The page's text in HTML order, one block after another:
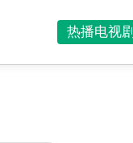
热播电视剧